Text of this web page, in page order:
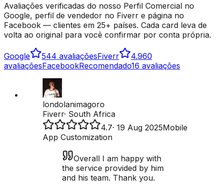
Avaliações verificadas do nosso Perfil Comercial no
Google, perfil de vendedor no Fiverr e página no
Facebook — clientes em 25+ países. Cada card leva de
volta ao original para você confirmar por conta própria.
Google 544 avaliaçõesFiverr 4.960
avaliaçõesFacebookRecomendado16 avaliações
londolanimagoro
Fiverr· South Africa
4.7· 19 Aug 2025Mobile
App Customization
Overall I am happy with
the service provided by him
and his team. Thank you.